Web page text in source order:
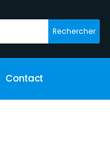
Rechercher
Contact